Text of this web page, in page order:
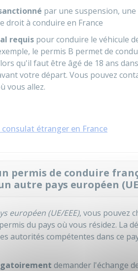
par une suspension,
droit à conduire en France
requis pour conduire le véhicule
le permis B permet de
qu'il faut être âgé de 18 ans
votre départ. Vous pouvez
vous allez.
consulat étranger en France
permis de conduire
autre pays européen (UE/
européen (UE/EEE), vous pouvez
du pays où vous résidez. La
autorités compétentes dans ce
demander l'échange